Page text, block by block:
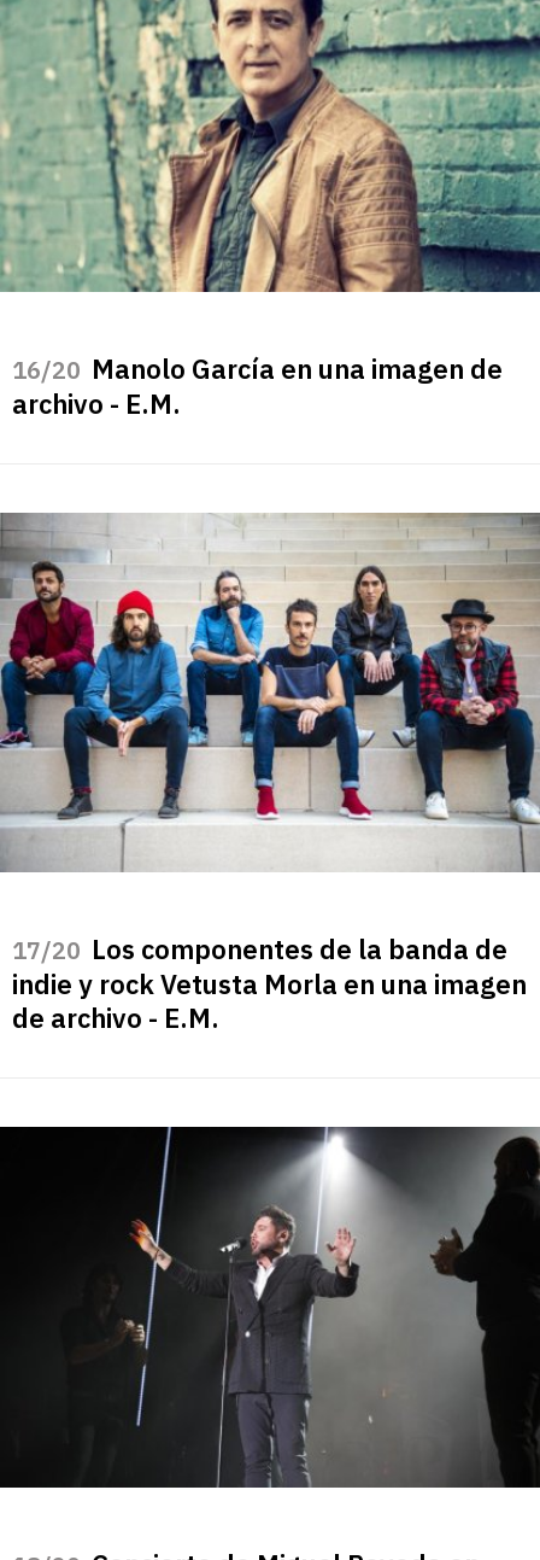
/20 Manolo García en una imagen de
archivo - E.M.
/20 Los componentes de la banda de
indie y rock Vetusta Morla en una imagen
de archivo - E.M.